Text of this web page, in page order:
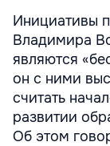
Инициативы
Владимира
являются
он с ними
считать
развитии
Об этом